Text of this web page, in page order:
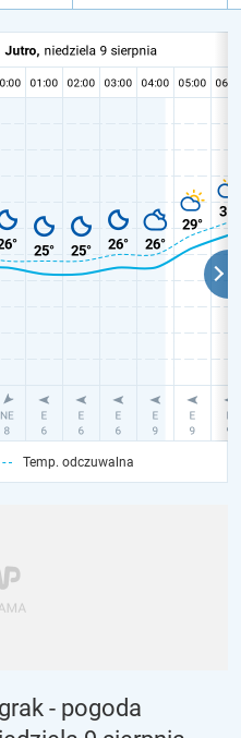
Temp. odczuwalna
- pogoda